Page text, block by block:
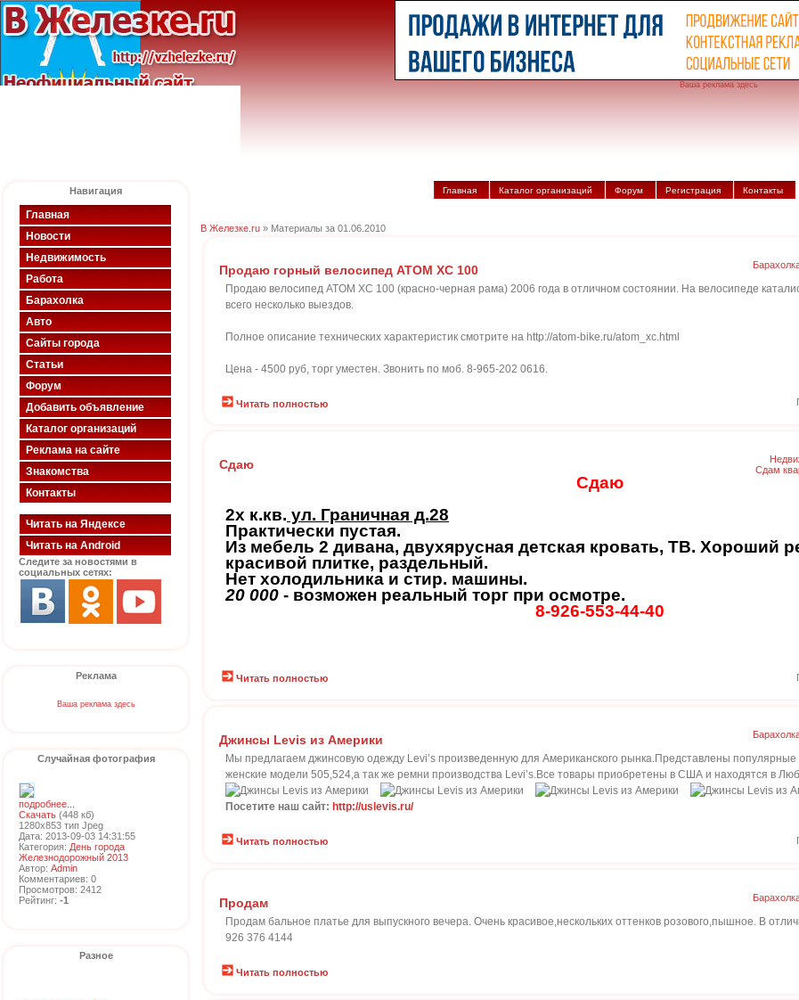
Ваша реклама здесь
Навигация
Главная
Новости
Недвижимость
Работа
Барахолка
Авто
Сайты города
Статьи
Форум
Добавить объявление
Каталог организаций
Реклама на сайте
Знакомства
Контакты
Читать на Яндексе
Читать на Android
Следите за новостями в
социальных сетях:
Реклама
Ваша реклама здесь
Случайная фотография
подробнее...
Скачать (448 кб)
1280x853 тип Jpeg
Дата: 2013-09-03 14:31:55
Категория: День города
Железнодорожный 2013
Автор: Admin
Комментариев: 0
Просмотров: 2412
Рейтинг: -1
Разное
Главная Каталог организаций Форум Регистрация Контакты
В Железке.ru » Материалы за 01.06.2010
Продаю горный велосипед ATOM XC 100
Продаю велосипед ATOM XC 100 (красно-черная рама) 2006 года в отличном состоянии. На велосипеде
всего несколько выездов.
Полное описание технических характеристик смотрите на http://atom-bike.ru/atom_xc.html
Цена - 4500 руб, торг уместен. Звонить по моб. 8-965-202 0616.
Читать полностью
Сдаю
Сдам
Сдаю
2х к.кв. ул. Граничная д.28
Практически пустая.
Из мебель 2 дивана, двухярусная детская кровать, ТВ. Хороший
красивой плитке, раздельный.
Нет холодильника и стир. машины.
20 000 - возможен реальный торг при осмотре.
8-926-553-44-40
Читать полностью
Джинсы Levis из Америки
Мы предлагаем джинсовую одежду Levi’s произведенную для Американского рынка.Представлены
женские модели 505,524,а так же ремни производства Levi’s.Все товары приобретены в США и находятся в
Посетите наш сайт: http://uslevis.ru/
Читать полностью
Продам
Продам бальное платье для выпускного вечера. Очень красивое,нескольких оттенков розового,пышное. В
926 376 4144
Читать полностью